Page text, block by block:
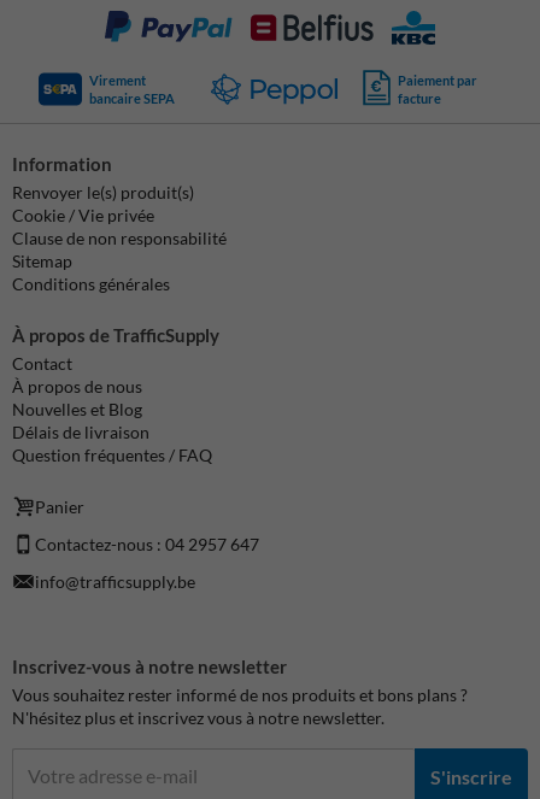
Virement
bancaire SEPA
Paiement par
facture
Information
Renvoyer le(s) produit(s)
Cookie / Vie privée
Clause de non responsabilité
Sitemap
Conditions générales
À propos de TrafficSupply
Contact
À propos de nous
Nouvelles et Blog
Délais de livraison
Question fréquentes / FAQ
Panier
Contactez-nous : 04 2957 647
info@trafficsupply.be
Inscrivez-vous à notre newsletter
Vous souhaitez rester informé de nos produits et bons plans ?
N'hésitez plus et inscrivez vous à notre newsletter.
S'inscrire